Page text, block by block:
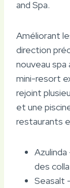
and Spa.
Améliorant
direction
nouveau
mini-resort
rejoint
et une
restaurants
des
Seasalt